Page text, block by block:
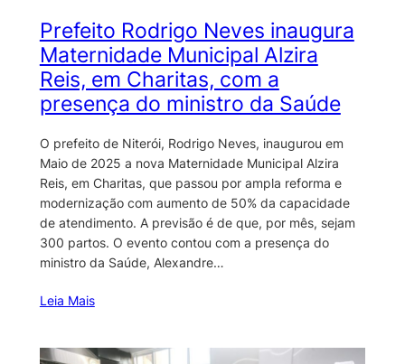
Prefeito Rodrigo Neves inaugura
Maternidade Municipal Alzira
Reis, em Charitas, com a
presença do ministro da Saúde
O prefeito de Niterói, Rodrigo Neves, inaugurou em
Maio de 2025 a nova Maternidade Municipal Alzira
Reis, em Charitas, que passou por ampla reforma e
modernização com aumento de 50% da capacidade
de atendimento. A previsão é de que, por mês, sejam
300 partos. O evento contou com a presença do
ministro da Saúde, Alexandre…
Leia Mais